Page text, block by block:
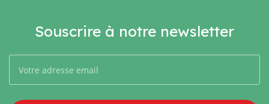
Souscrire à notre newsletter